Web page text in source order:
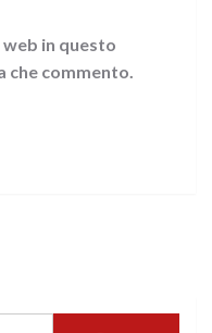
web in questo
che commento.